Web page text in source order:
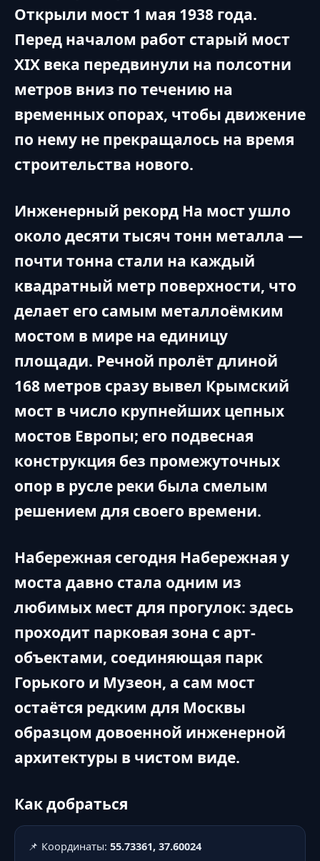
Открыли мост 1 мая 1938 года.
Перед началом работ старый мост
XIX века передвинули на полсотни
метров вниз по течению на
временных опорах, чтобы движение
по нему не прекращалось на время
строительства нового.
Инженерный рекорд На мост ушло
около десяти тысяч тонн металла —
почти тонна стали на каждый
квадратный метр поверхности, что
делает его самым металлоёмким
мостом в мире на единицу
площади. Речной пролёт длиной
168 метров сразу вывел Крымский
мост в число крупнейших цепных
мостов Европы; его подвесная
конструкция без промежуточных
опор в русле реки была смелым
решением для своего времени.
Набережная сегодня Набережная у
моста давно стала одним из
любимых мест для прогулок: здесь
проходит парковая зона с арт-
объектами, соединяющая парк
Горького и Музеон, а сам мост
остаётся редким для Москвы
образцом довоенной инженерной
архитектуры в чистом виде.
Как добраться
📌 Координаты: 55.73361, 37.60024